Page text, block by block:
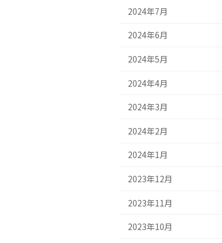
2024年7月
2024年6月
2024年5月
2024年4月
2024年3月
2024年2月
2024年1月
2023年12月
2023年11月
2023年10月